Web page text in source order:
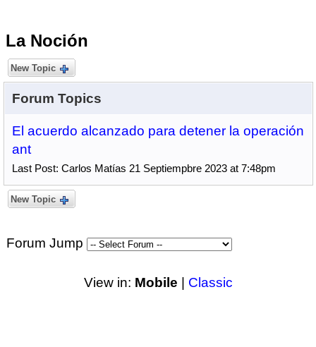
La Noción
New Topic
Forum Topics
El acuerdo alcanzado para detener la operación
ant
Last Post: Carlos Matías 21 Septiempbre 2023 at 7:48pm
New Topic
Forum Jump
View in: Mobile Classic